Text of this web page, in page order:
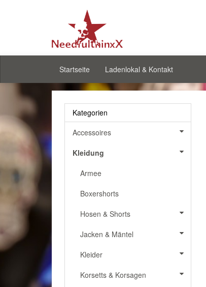
Startseite Ladenlokal & Kontakt
Kategorien
Accessoires
Kleidung
Armee
Boxershorts
Hosen & Shorts
Jacken & Mäntel
Kleider
Korsetts & Korsagen